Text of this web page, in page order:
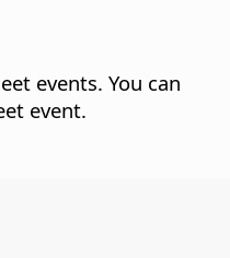
events. You can
event.